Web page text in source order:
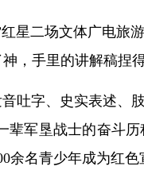
星二场文体广电旅
，手里的讲解稿捏得
吐字、史实表述
军垦战士的奋斗
名青少年成为红色